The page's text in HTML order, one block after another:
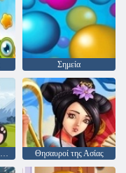
Σημεία
Αρκτοειδές ζώο της ασίας Θησαυροί της Ασίας